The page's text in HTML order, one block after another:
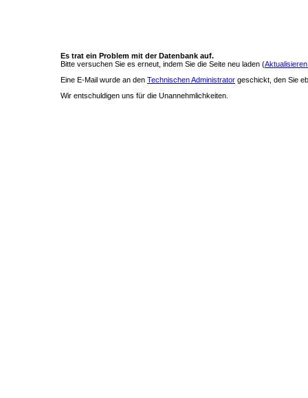
Es trat ein Problem mit der Datenbank auf.
Bitte versuchen Sie es erneut, indem Sie die Seite neu laden (
Eine E-Mail wurde an den Technischen Administrator geschickt, den Sie
Wir entschuldigen uns für die Unannehmlichkeiten.